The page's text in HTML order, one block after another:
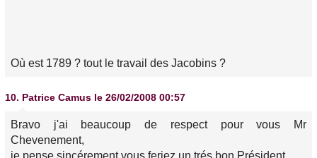
Où est 1789 ? tout le travail des Jacobins ?
10. Patrice Camus le 26/02/2008 00:57
Bravo j'ai beaucoup de respect pour vous Mr
Chevenement,
je pense sincérement vous feriez un trés bon Président ,